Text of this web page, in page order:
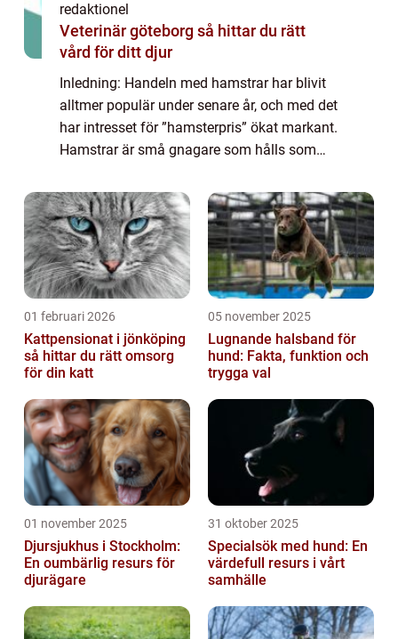
redaktionel
Veterinär göteborg så hittar du rätt
vård för ditt djur
Inledning: Handeln med hamstrar har blivit
alltmer populär under senare år, och med det
har intresset för ”hamsterpris” ökat markant.
Hamstrar är små gnagare som hålls som
sällskap för privatpersone...
01 februari 2026
Kattpensionat i jönköping
så hittar du rätt omsorg
för din katt
05 november 2025
Lugnande halsband för
hund: Fakta, funktion och
trygga val
01 november 2025
Djursjukhus i Stockholm:
En oumbärlig resurs för
djurägare
31 oktober 2025
Specialsök med hund: En
värdefull resurs i vårt
samhälle